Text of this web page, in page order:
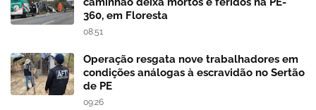
360, em Floresta
08:51
Operação resgata nove trabalhadores em
condições análogas à escravidão no Sertão
de PE
09:26